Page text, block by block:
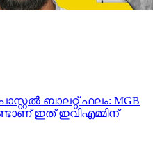
ബാലറ്റ് ഫലം: MGB
ഇത് ഇവിഎമ്മിന്